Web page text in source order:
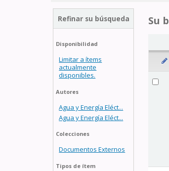
Refinar su búsqueda
Disponibilidad
Limitar a ítems
actualmente
disponibles.
Autores
Agua y Energía Eléct...
Agua y Energía Eléct...
Colecciones
Documentos Externos
Tipos de ítem
Su